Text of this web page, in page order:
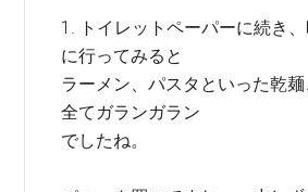
1. トイレットペーパーに続き
に行ってみると
ラーメン、パスタといった乾
全てガランガラン
でしたね。